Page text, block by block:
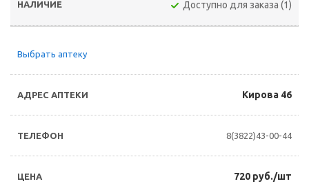
Доступно для заказа (1)
Выбрать аптеку
Кирова 46
8(3822)43-00-44
720 руб./шт